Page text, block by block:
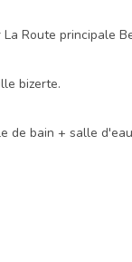
Route principale
bizerte.
de bain + salle